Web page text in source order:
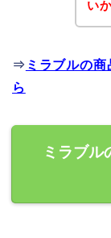
い
⇒ ミラブルの
ら
ミラブル